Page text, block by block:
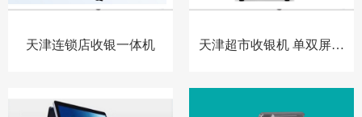
天津连锁店收银一体机
天津超市收银机 单双屏幕